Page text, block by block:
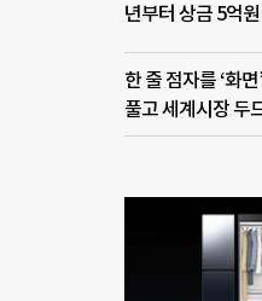
년부터 상금 5억원
한 줄 점자를 ‘화
풀고 세계시장 두